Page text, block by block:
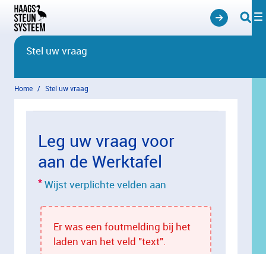
Overslaan en naar hoofdinhoud gaan
Stel uw vraag
Home Stel uw vraag
Leg uw vraag voor
aan de Werktafel
Wijst verplichte velden aan
Er was een foutmelding bij het
laden van het veld "text".